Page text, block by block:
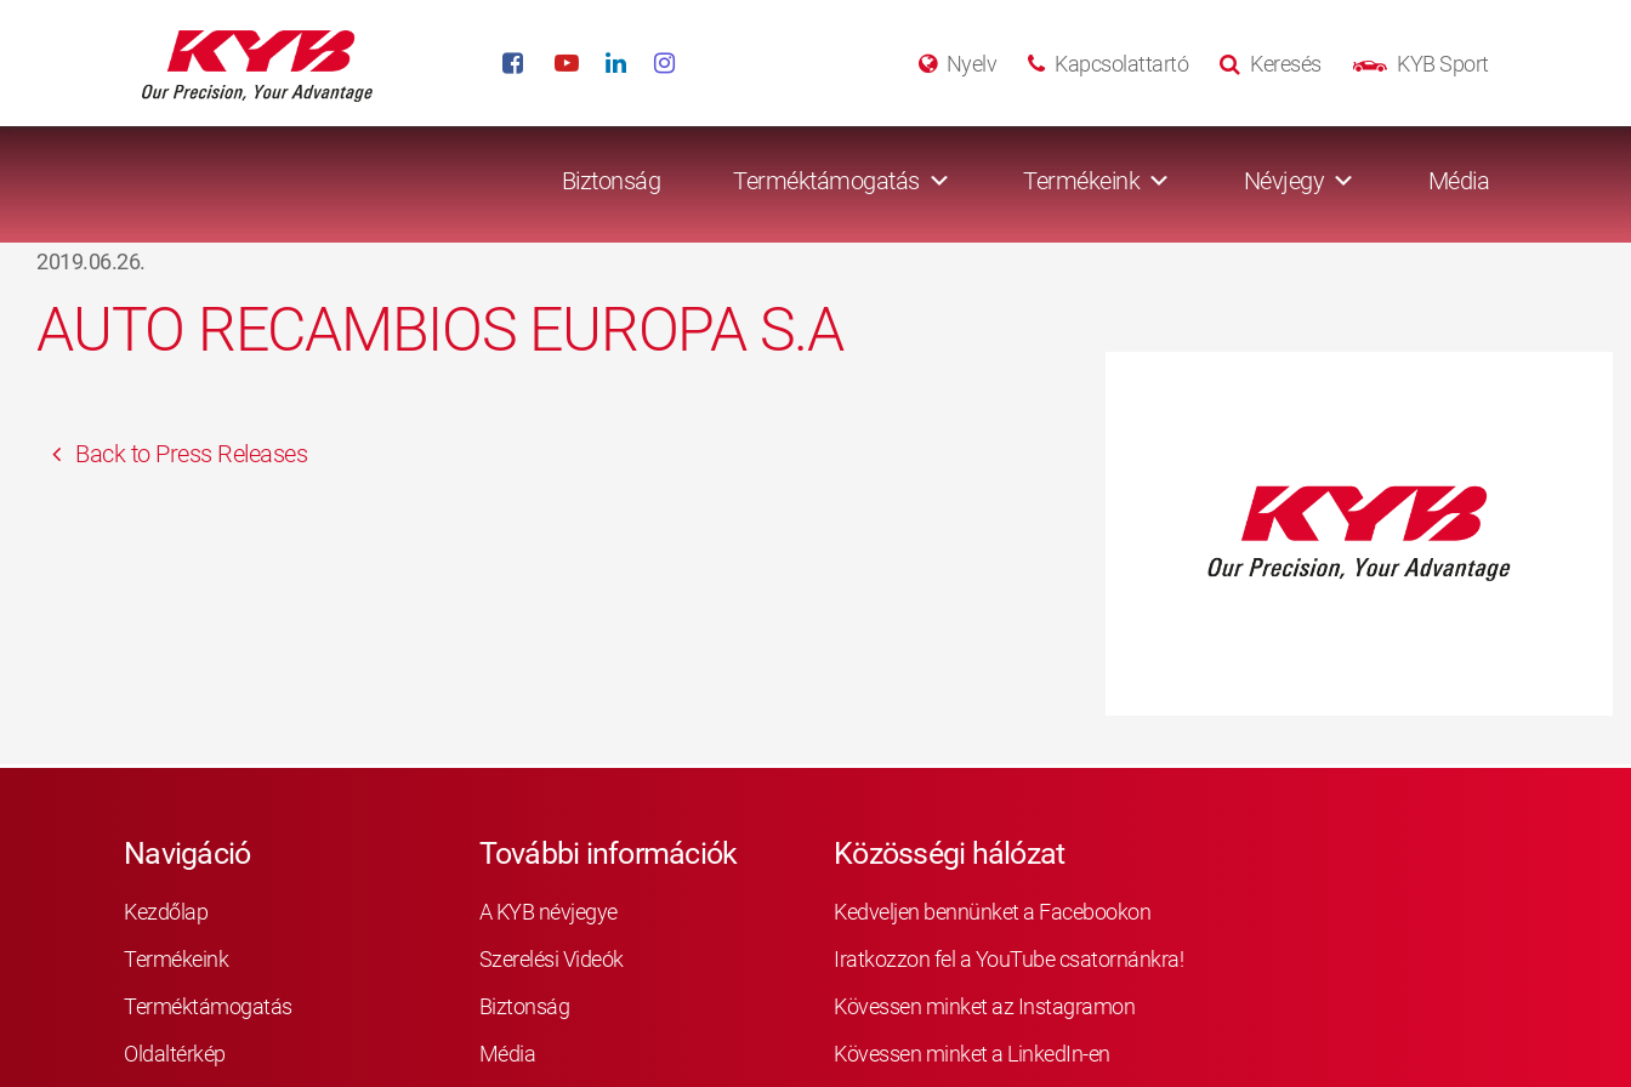
KYB Sport
Keresés
Kapcsolattartó
Nyelv
Biztonság Terméktámogatás Termékeink Névjegy Média
2019.06.26.
AUTO RECAMBIOS EUROPA S.A
Back to Press Releases
Navigáció
Kezdőlap
Termékeink
Terméktámogatás
Oldaltérkép
További információk
A KYB névjegye
Szerelési Videók
Biztonság
Média
Közösségi hálózat
Kedveljen bennünket a Facebookon
Iratkozzon fel a YouTube csatornánkra!
Kövessen minket az Instagramon
Kövessen minket a LinkedIn-en